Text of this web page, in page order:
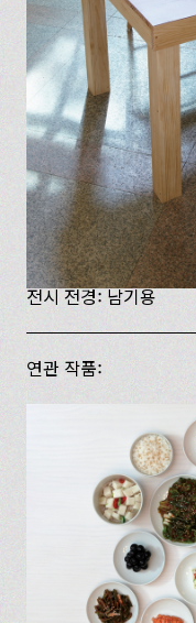
전시 전경: 남기용
연관 작품: